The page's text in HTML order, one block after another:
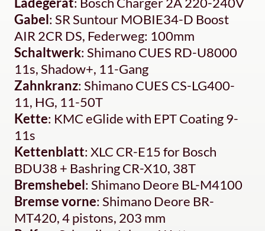
Gabel: SR Suntour MOBIE34-D Boost
AIR 2CR DS, Federweg: 100mm
Schaltwerk: Shimano CUES RD-U8000
11s, Shadow+, 11-Gang
Zahnkranz: Shimano CUES CS-LG400-
11, HG, 11-50T
Kette: KMC eGlide with EPT Coating 9-
11s
Kettenblatt: XLC CR-E15 for Bosch
BDU38 + Bashring CR-X10, 38T
Bremshebel: Shimano Deore BL-M4100
Bremse vorne: Shimano Deore BR-
MT420, 4 pistons, 203 mm